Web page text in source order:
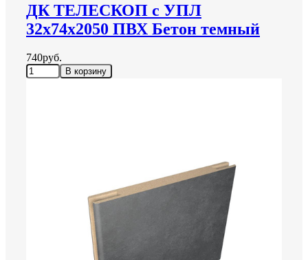
ДК ТЕЛЕСКОП с УПЛ
32х74х2050 ПВХ Бетон темный
740руб.